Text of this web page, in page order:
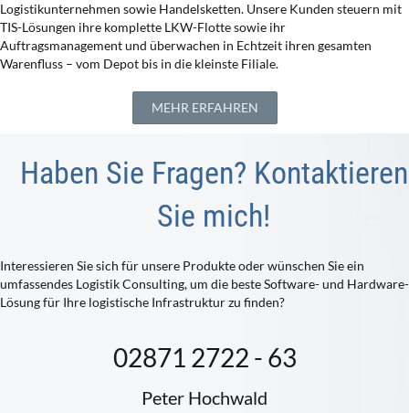
Logistikunternehmen sowie Handelsketten. Unsere Kunden steuern mit
TIS-Lösungen ihre komplette LKW-Flotte sowie ihr
Auftragsmanagement und überwachen in Echtzeit ihren gesamten
Warenfluss – vom Depot bis in die kleinste Filiale.
MEHR ERFAHREN
Haben Sie Fragen? Kontaktieren
Sie mich!
Interessieren Sie sich für unsere Produkte oder wünschen Sie ein
umfassendes Logistik Consulting, um die beste Software- und Hardware-
Lösung für Ihre logistische Infrastruktur zu finden?
02871 2722 - 63
Peter Hochwald